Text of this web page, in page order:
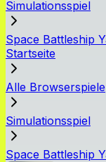
Simulationsspiel
Space Battleship
Startseite
Alle Browserspiele
Simulationsspiel
Space Battleship